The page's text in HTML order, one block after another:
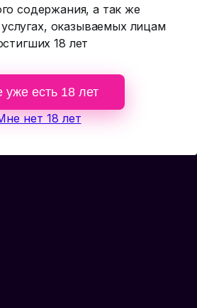
содержания, а так же
оказываемых лицам
18 лет
уже есть 18 лет
нет 18 лет